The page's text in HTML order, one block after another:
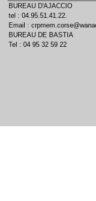
BUREAU D'AJACCIO
tel : 04.95.51.41.22.
Email :
BUREAU DE BASTIA
Tel : 04 95 32 59 22